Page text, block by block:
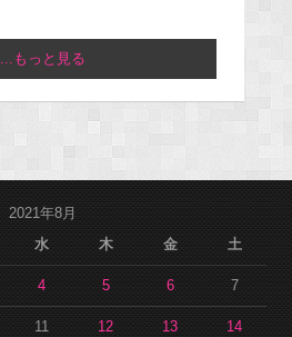
...もっと見る
2021年8月
水 木 金 土
4 5 6 7
11 12 13 14